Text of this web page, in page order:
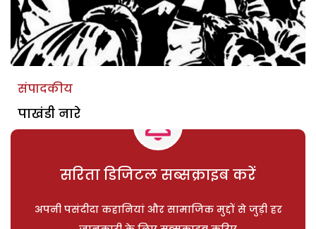
संपादकीय
पाखंडी नारे
सरिता डिजिटल सब्सक्राइब करें
अपनी पसंदीदा कहानियां और सामाजिक मुद्दों से जुड़ी हर